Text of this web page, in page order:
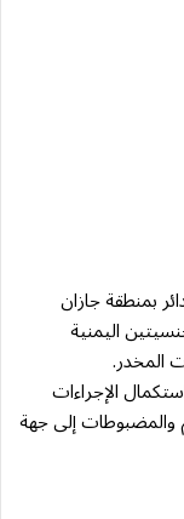
بمنطقة جازان
اليمنية
الإجراءات
والمضبوطات إلى جهة